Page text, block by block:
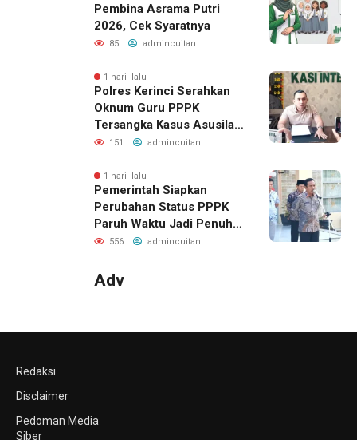
Pembina Asrama Putri
2026, Cek Syaratnya
85 admincuitan
1 hari lalu
Polres Kerinci Serahkan
Oknum Guru PPPK
Tersangka Kasus Asusila
ke Kejaksaan
151 admincuitan
1 hari lalu
Pemerintah Siapkan
Perubahan Status PPPK
Paruh Waktu Jadi Penuh
Waktu di Kemenag Kerinci
556 admincuitan
Adv
Redaksi
Disclaimer
Pedoman Media
Siber